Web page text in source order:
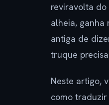
reviravolta do
alheia, ganha
antiga de
truque
Neste artigo,
como